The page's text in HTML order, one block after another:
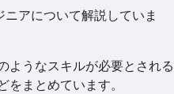
アについて解説していま
ようなスキルが必要とされる
をまとめています。